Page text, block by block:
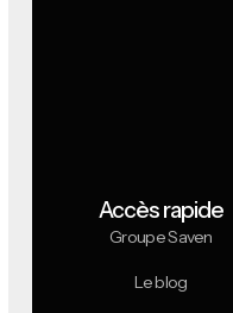
Accès rapide
Groupe Saven
Le blog